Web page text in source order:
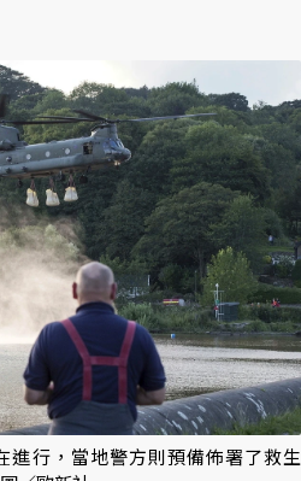
進行，當地警方則預備佈署了救生